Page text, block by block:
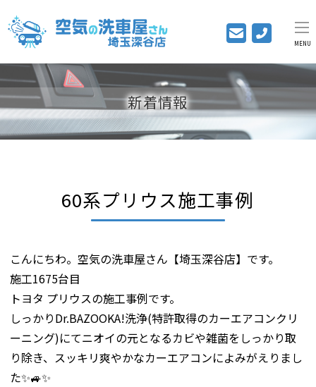
MENU
新着情報
60系プリウス施工事例
こんにちわ。空気の洗車屋さん【埼玉深谷店】です。
施工1675台目
トヨタ プリウスの施工事例です。
しっかりDr.BAZOOKA!洗浄(特許取得のカーエアコンクリ
ーニング)にてニオイの元となるカビや雑菌をしっかり取
り除き、スッキリ爽やかなカーエアコンによみがえりまし
た✨🚙✨